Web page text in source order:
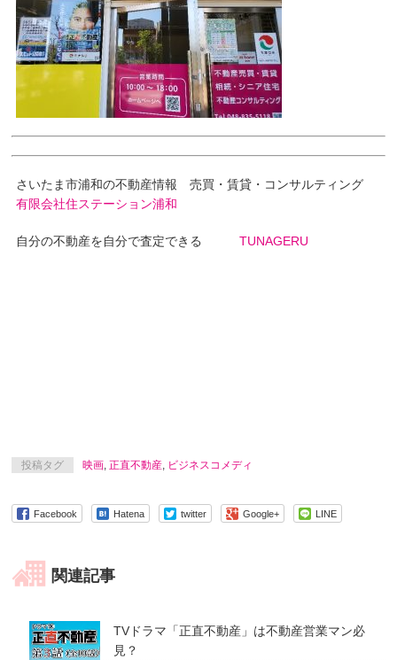
さいたま市浦和の不動産情報 売買・賃貸・コンサルティング
有限会社住ステーション浦和
自分の不動産を自分で査定できるTUNAGERU
投稿タグ 映画,正直不動産, ビジネスコメディ
Facebook Hatena twitter Google+ LINE
関連記事
TVドラマ「正直不動産」は不動産営業マン必
見？